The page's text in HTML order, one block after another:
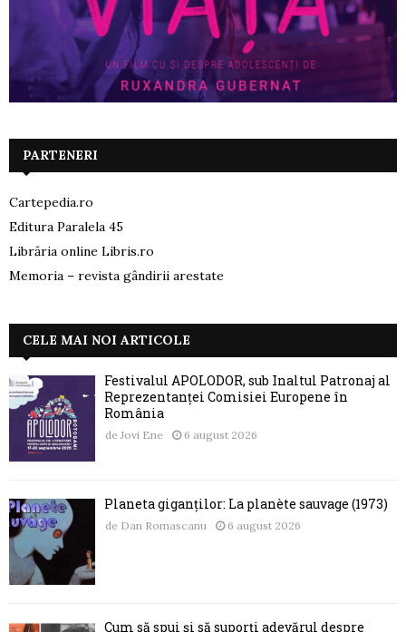
PARTENERI
Cartepedia.ro
Editura Paralela 45
Librăria online Libris.ro
Memoria – revista gândirii arestate
CELE MAI NOI ARTICOLE
Festivalul APOLODOR, sub Înaltul Patronaj al
Reprezentanței Comisiei Europene în
România
de Jovi Ene 6 august 2026
Planeta giganților: La planète sauvage (1973)
de Dan Romascanu 6 august 2026
Cum să spui și să suporți adevărul despre